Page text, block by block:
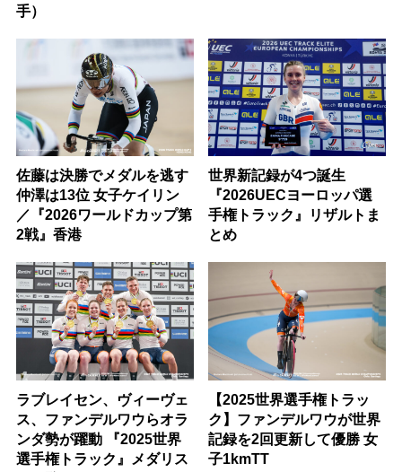
手）
佐藤は決勝でメダルを逃す
仲澤は13位 女子ケイリン
／『2026ワールドカップ第
2戦』香港
世界新記録が4つ誕生
『2026UECヨーロッパ選
手権トラック』リザルトま
とめ
ラブレイセン、ヴィーヴェ
ス、ファンデルワウらオラ
ンダ勢が躍動 『2025世界
選手権トラック』メダリス
【2025世界選手権トラッ
ク】ファンデルワウが世界
記録を2回更新して優勝 女
子1kmTT